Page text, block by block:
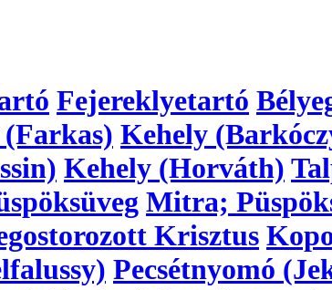
Fejereklyetartó
Kehely
Kehely (Horváth)
Mitra;
Krisztus
Pecsétnyomó